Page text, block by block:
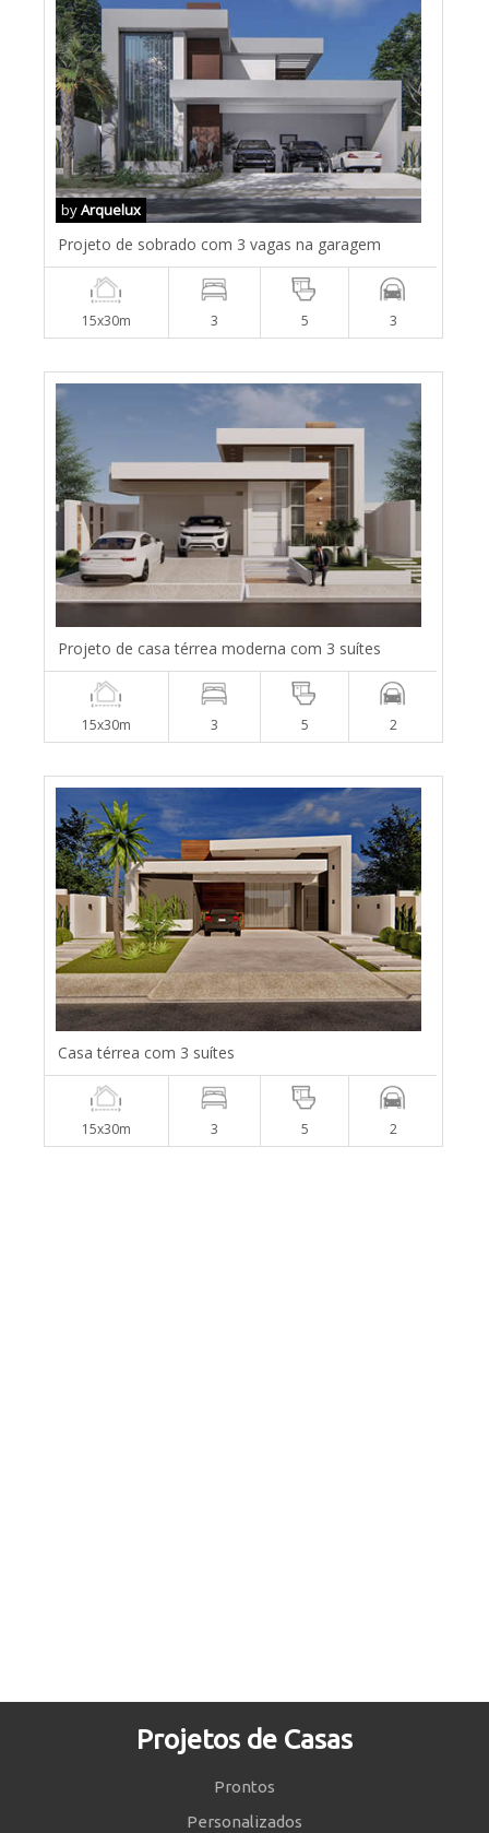
byArquelux
Projeto de sobrado com 3 vagas na garagem
15x30m 3 5 3
Projeto de casa térrea moderna com 3 suítes
15x30m 3 5 2
Casa térrea com 3 suítes
15x30m 3 5 2
Projetos de Casas
Prontos
Personalizados